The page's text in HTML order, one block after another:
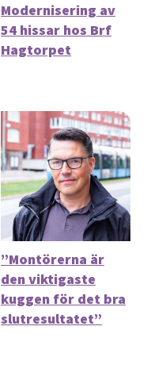
Modernisering av
54 hissar hos Brf
Hagtorpet
”Montörerna är
den viktigaste
kuggen för det bra
slutresultatet”